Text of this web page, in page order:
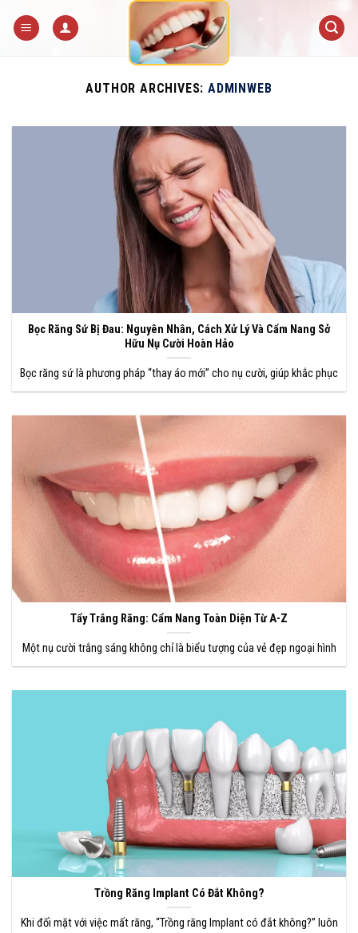
AUTHOR ARCHIVES:ADMINWEB
Bọc Răng Sứ Bị Đau: Nguyên Nhân, Cách Xử Lý Và Cẩm Nang Sở
Hữu Nụ Cười Hoàn Hảo
Bọc răng sứ là phương pháp “thay áo mới” cho nụ cười, giúp khắc phục
Tẩy Trắng Răng: Cẩm Nang Toàn Diện Từ A-Z
Một nụ cười trắng sáng không chỉ là biểu tượng của vẻ đẹp ngoại hình
Trồng Răng Implant Có Đắt Không?
Khi đối mặt với việc mất răng, “Trồng răng Implant có đắt không?” luôn